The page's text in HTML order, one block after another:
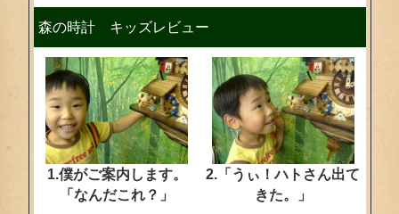
森の時計 キッズレビュー
1.僕がご案内します。
「なんだこれ？」
2.「うぃ！ハトさん出て
きた。」